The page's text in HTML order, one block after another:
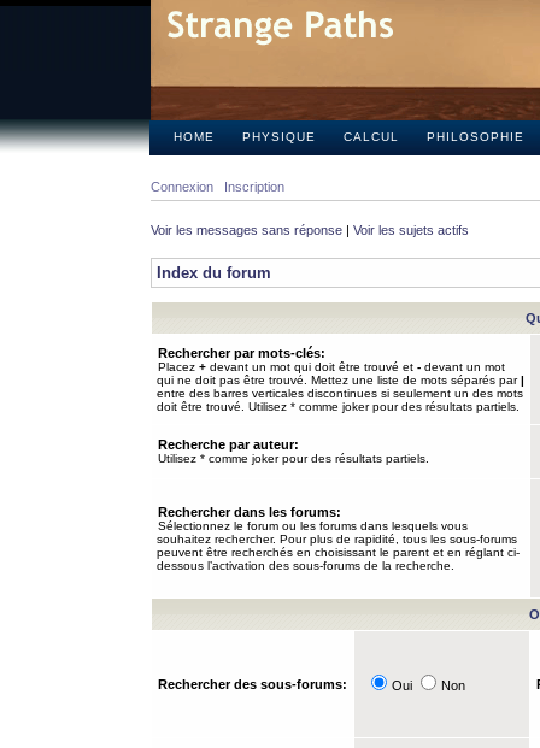
HOME PHYSIQUE CALCUL PHILOSOPHIE
Connexion Inscription
Voir les messages sans réponse | Voir les sujets actifs
Index du forum
Rechercher par mots-clés:
Placez + devant un mot qui doit être trouvé et - devant un mot
qui ne doit pas être trouvé. Mettez une liste de mots séparés par|
entre des barres verticales discontinues si seulement un des mots
doit être trouvé. Utilisez * comme joker pour des résultats partiels.
Recherche par auteur:
Utilisez * comme joker pour des résultats partiels.
Rechercher dans les forums:
Sélectionnez le forum ou les forums dans lesquels vous
souhaitez rechercher. Pour plus de rapidité, tous les sous-forums
peuvent être recherchés en choisissant le parent et en réglant ci-
dessous l’activation des sous-forums de la recherche.
Rechercher des sous-forums: Oui Non